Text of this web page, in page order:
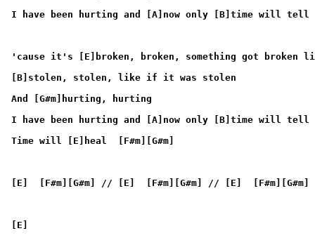
I have been hurting and [A]now only [B]time will tell
'cause it's [E]broken, broken, something got broken
[B]stolen, stolen, like if it was stolen
And [G#m]hurting, hurting
I have been hurting and [A]now only [B]time will tell
Time will [E]heal  [F#m][G#m]
[E]  [F#m][G#m] // [E]  [F#m][G#m] // [E]  [F#m][G#m]
[E]